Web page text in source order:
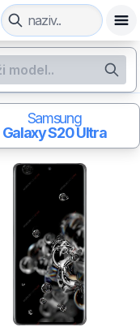
Samsung
Galaxy S20 Ultra